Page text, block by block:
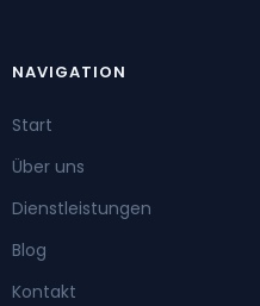
NAVIGATION
Start
Über uns
Dienstleistungen
Blog
Kontakt